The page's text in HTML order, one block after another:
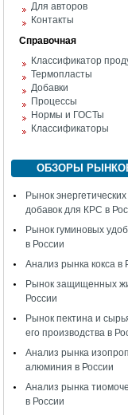
Для авторов
Контакты
Справочная
Классификатор
Термопласты
Добавки
Процессы
Нормы и ГОСТы
Классификаторы
ОБЗОРЫ
Рынок энергетических
добавок для КРС в
Рынок гуминовых
в России
Анализ рынка кокса в
Рынок защищенных
России
Рынок пектина и
его производства в
Анализ рынка
алюминия в России
Анализ рынка
в России